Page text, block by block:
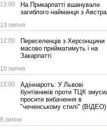
12:00
На Прикарпатті вшанували
загиблого найманця з
13 липня
12:00
Переселенців з Херсонщини
масово прийматимуть і на
Закарпатті
10 липня
15:00
Адіннаротъ: У Львові
бунтівників проти ТЦК
просити вибачення в
"чеченському стилі" (ВІДЕО)
9 липня